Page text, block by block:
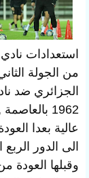
استعدادات
من الجولة
1962
عالية بعدا
وقبلها العودة